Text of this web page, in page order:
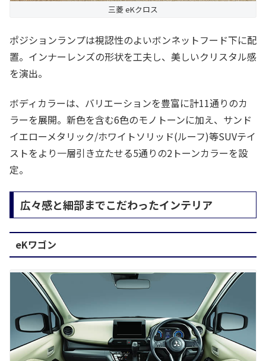
三菱 eKクロス
ポジションランプは視認性のよいボンネットフード下に配
置。インナーレンズの形状を工夫し、美しいクリスタル感
を演出。
ボディカラーは、バリエーションを豊富に計11通りのカ
ラーを展開。新色を含む6色のモノトーンに加え、サンド
イエローメタリック/ホワイトソリッド(ルーフ)等SUVテイ
ストをより一層引き立たせる5通りの2トーンカラーを設
定。
広々感と細部までこだわったインテリア
eKワゴン